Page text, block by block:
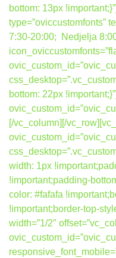
bottom: 13px
type=”oviccustomfonts”
7:30-20:00; Nedjelja
bottom: 22px
[/vc_column][/
width: 1px
!important;padding-
color: #fafafa
!important;border-top-
width=”1/2″